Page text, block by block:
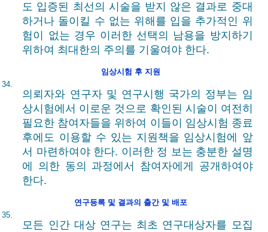
도 입증된 최선의 시술을 받지 않은 결과로 중대
하거나 돌이킬 수 없는 위해를 입을 추가적인 위
험이 없는 경우 이러한 선택의 남용을 방지하기
위하여 최대한의 주의를 기울여야 한다.
임상시험 후 지원
34.
의뢰자와 연구자 및 연구시행 국가의 정부는 임
상시험에서 이로운 것으로 확인된 시술이 여전히
필요한 참여자들을 위하여 이들이 임상시험 종료
후에도 이용할 수 있는 지원책을 임상시험에 앞
서 마련하여야 한다. 이러한 정 보는 충분한 설명
에 의한 동의 과정에서 참여자에게 공개하여야
한다.
연구등록 및 결과의 출간 및 배포
35.
모든 인간 대상 연구는 최초 연구대상자를 모집